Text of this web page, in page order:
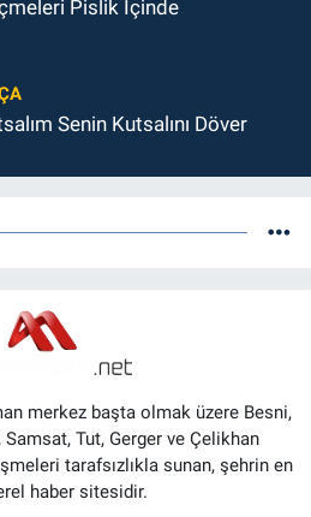
Pislik İçinde
Senin Kutsalını Döver
merkez başta olmak üzere Besni,
Samsat, Tut, Gerger ve Çelikhan
tarafsızlıkla sunan, şehrin en
haber sitesidir.